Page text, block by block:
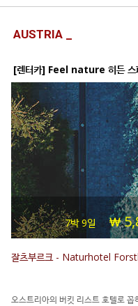
AUSTRIA _
[렌터카] Feel nature 히든 스
7박 9일
잘츠부르크 - Naturhotel
오스트리아의 버킷 리스트 호텔로